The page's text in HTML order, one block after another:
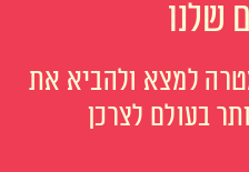
שלנו
למצא ולהביא את
בעולם לצרכן